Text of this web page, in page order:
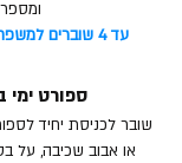
עד 4 שוברים למשפחה בחודשי יולי ואוגוסט.
ספורט ימי
שובר לכניסת יחיד
או אבוב שכיבה, על